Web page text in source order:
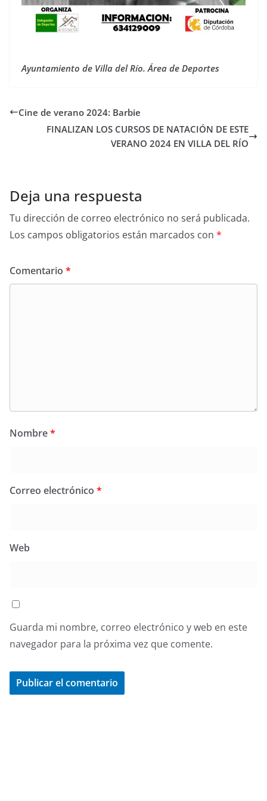
Ayuntamiento de Villa del Río. Área de Deportes
Cine de verano 2024: Barbie
FINALIZAN LOS CURSOS DE NATACIÓN DE ESTE
VERANO 2024 EN VILLA DEL RÍO
Deja una respuesta
Tu dirección de correo electrónico no será publicada.
Los campos obligatorios están marcados con *
Comentario *
Nombre*
Correo electrónico *
Web
Guarda mi nombre, correo electrónico y web en este
navegador para la próxima vez que comente.